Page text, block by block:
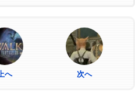
上へ 次へ